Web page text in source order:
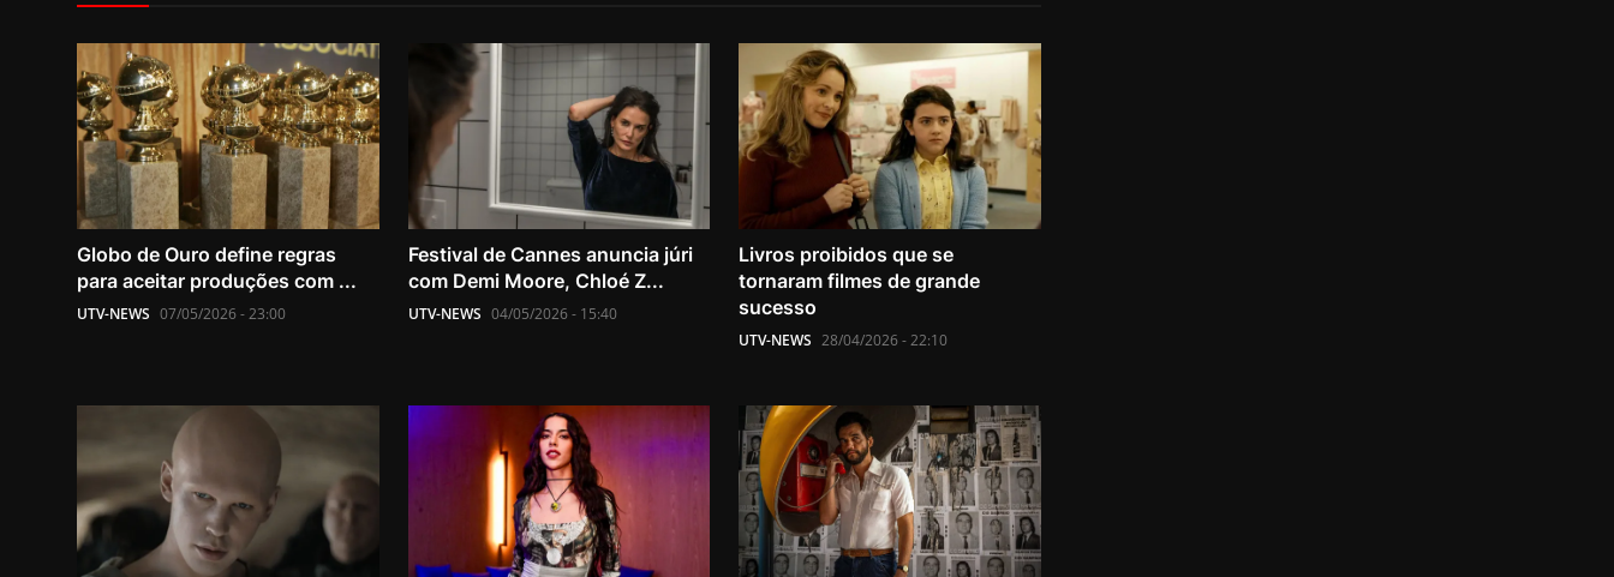
Globo de Ouro define regras
para aceitar produções com ...
UTV-NEWS 07/05/2026 - 23:00
Festival de Cannes anuncia júri
com Demi Moore, Chloé Z...
UTV-NEWS 04/05/2026 - 15:40
Livros proibidos que se
tornaram filmes de grande
sucesso
UTV-NEWS 28/04/2026 - 22:10